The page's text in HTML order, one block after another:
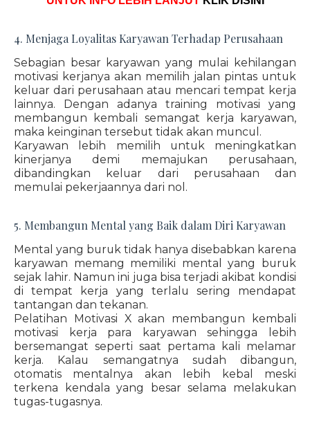
4. Menjaga Loyalitas Karyawan Terhadap Perusahaan
Sebagian besar karyawan yang mulai kehilangan
motivasi kerjanya akan memilih jalan pintas untuk
keluar dari perusahaan atau mencari tempat kerja
lainnya. Dengan adanya training motivasi yang
membangun kembali semangat kerja karyawan,
maka keinginan tersebut tidak akan muncul.
Karyawan lebih memilih untuk meningkatkan
kinerjanya demi memajukan perusahaan,
dibandingkan keluar dari perusahaan dan
memulai pekerjaannya dari nol.
5. Membangun Mental yang Baik dalam Diri Karyawan
Mental yang buruk tidak hanya disebabkan karena
karyawan memang memiliki mental yang buruk
sejak lahir. Namun ini juga bisa terjadi akibat kondisi
di tempat kerja yang terlalu sering mendapat
tantangan dan tekanan.
Pelatihan Motivasi X akan membangun kembali
motivasi kerja para karyawan sehingga lebih
bersemangat seperti saat pertama kali melamar
kerja. Kalau semangatnya sudah dibangun,
otomatis mentalnya akan lebih kebal meski
terkena kendala yang besar selama melakukan
tugas-tugasnya.